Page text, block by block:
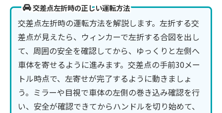
交差点左折時の正しい運転方法
交差点左折時の運転方法を解説します。左折する交
差点が見えたら、ウィンカーで左折する合図を出し
て、周囲の安全を確認してから、ゆっくりと左側へ
車体を寄せるように進みます。交差点の手前30メー
トル時点で、左寄せが完了するように動きましょ
う。ミラーや目視で車体の左側の巻き込み確認を行
い、安全が確認できてからハンドルを切り始めて、